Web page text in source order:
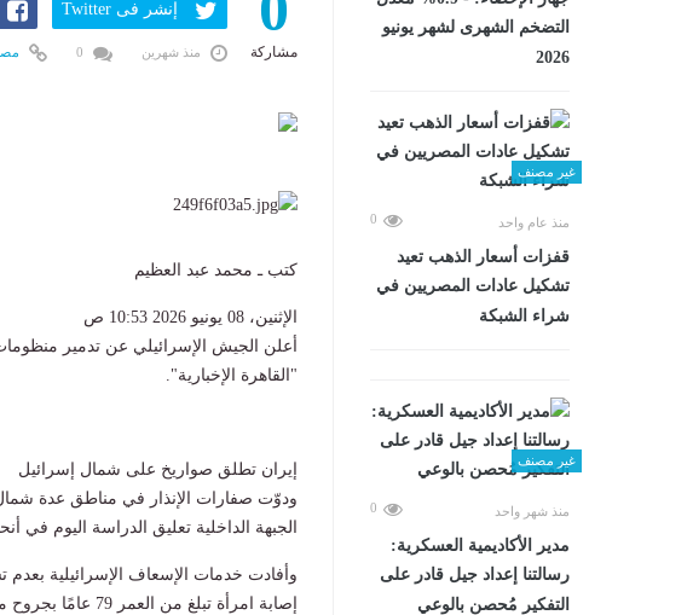
التضخم الشهرى لشهر يونيو
2026
غير مصنف
منذ عام واحد 0
قفزات أسعار الذهب تعيد
تشكيل عادات المصريين في
شراء الشبكة
غير مصنف
منذ شهر واحد 0
مدير الأكاديمية العسكرية:
رسالتنا إعداد جيل قادر على
التفكير مُحصن بالوعي
مشاركة
إنشر فى Twitter
منذ شهرين
كتب ـ محمد عبد العظيم
الإثنين، 08 يونيو 2026 10:53 ص
أعلن الجيش الإسرائيلي عن تدمير
"القاهرة الإخبارية".
إيران تطلق صواريخ على شمال إسرائيل
ودوّت صفارات الإنذار في مناطق عدة شمال
الجبهة الداخلية تعليق الدراسة اليوم في
وأفادت خدمات الإسعاف الإسرائيلية
إصابة امرأة تبلغ من العمر 79 عامًا بجروح متوسطة أثناء توجهها إلى أحد الملاجئ في شمال البلاد.